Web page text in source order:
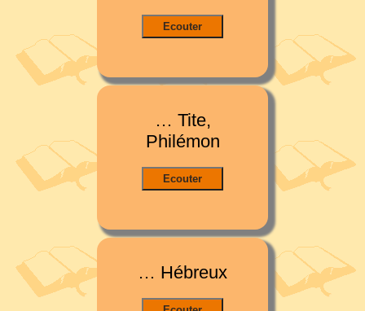
… Tite,
Philémon
… Hébreux